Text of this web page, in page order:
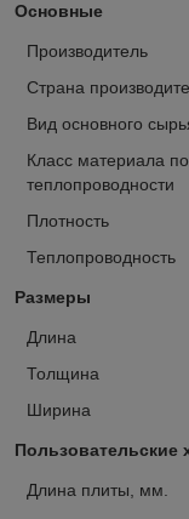
Основные
Производитель
Страна
Вид основного
Класс материала по
теплопроводности
Плотность
Теплопроводность
Размеры
Длина
Толщина
Ширина
Пользовательские
Длина плиты, мм.